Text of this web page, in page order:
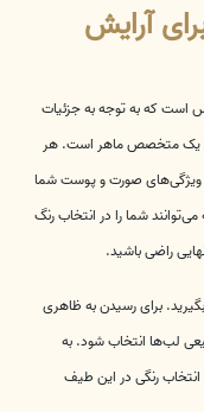
آرایش
است که به توجه به جزئیات
با یک متخصص ماهر است. هر
ویژگی‌های صورت و پوست شما
شما را در انتخاب رنگ
راضی باشید.
برای رسیدن به ظاهری
لب‌ها انتخاب شود. به
انتخاب رنگی در این طیف